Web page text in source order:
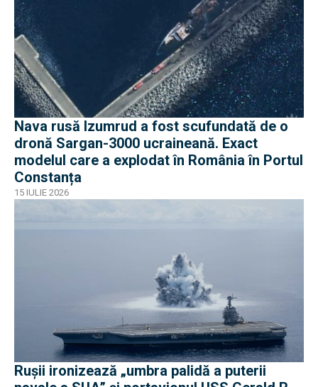
Nava rusă Izumrud a fost scufundată de o
dronă Sargan-3000 ucraineană. Exact
modelul care a explodat în România în Portul
Constanța
15 IULIE 2026
Rușii ironizează „umbra palidă a puterii